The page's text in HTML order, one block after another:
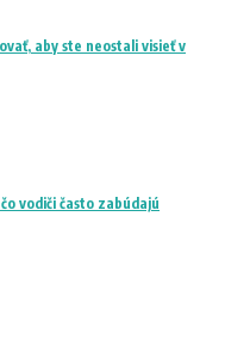
aby ste neostali visieť v
vodiči často zabúdajú